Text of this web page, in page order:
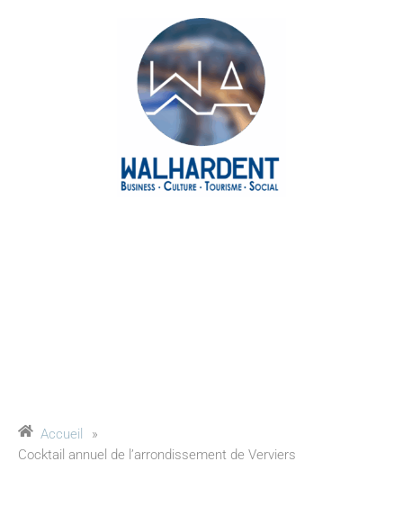
Accueil
»
Cocktail annuel de l’arrondissement de Verviers